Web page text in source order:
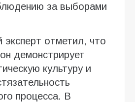
за выборами
отметил, что
демонстрирует
культуру и
процесса. В